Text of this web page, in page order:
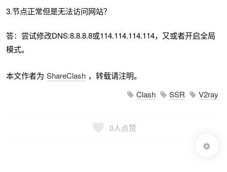
3.节点正常但是无法访问网站？
答：尝试修改DNS:8.8.8.8或114.114.114.114，又或者开启全局
模式。
本文作者为 ShareClash ，转载请注明。
Clash
SSR V2ray
0人点赞